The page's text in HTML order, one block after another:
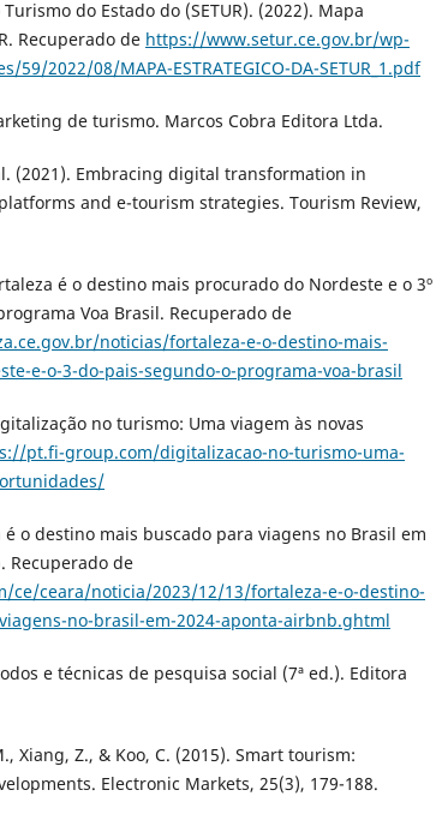
do Estado do (SETUR). (2022). Mapa
Recuperado de https://www.setur.ce.gov.br/wp-
2022/08/MAPA-ESTRATEGICO-DA-SETUR_1.pdf
de turismo. Marcos Cobra Editora Ltda.
(2021). Embracing digital transformation in
and e-tourism strategies. Tourism Review,
é o destino mais procurado do Nordeste e o 3º
Voa Brasil. Recuperado de
noticias/fortaleza-e-o-destino-mais-
e-o-3-do-pais-segundo-o-programa-voa-brasil
no turismo: Uma viagem às novas
pt.fi-group.com/digitalizacao-no-turismo-uma-
é o destino mais buscado para viagens no Brasil em
Recuperado de
ce/ceara/noticia/2023/12/13/fortaleza-e-o-destino-
no-brasil-em-2024-aponta-airbnb.ghtml
e técnicas de pesquisa social (7ª ed.). Editora
Xiang, Z., & Koo, C. (2015). Smart tourism:
Electronic Markets, 25(3), 179-188.